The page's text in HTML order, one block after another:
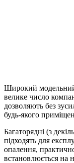
Широкий модельний
велике число
дозволяють без
будь-якого
Багаторядні (з
підходять для
опалення,
встановлюється на